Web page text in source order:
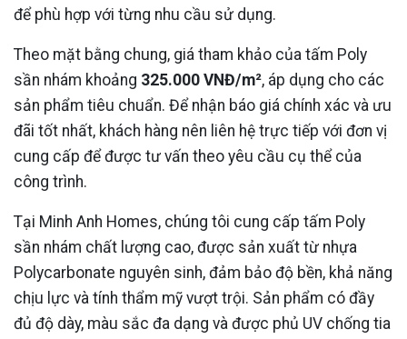
để phù hợp với từng nhu cầu sử dụng.
Theo mặt bằng chung, giá tham khảo của tấm Poly
sần nhám khoảng 325.000 VNĐ/m², áp dụng cho các
sản phẩm tiêu chuẩn. Để nhận báo giá chính xác và ưu
đãi tốt nhất, khách hàng nên liên hệ trực tiếp với đơn vị
cung cấp để được tư vấn theo yêu cầu cụ thể của
công trình.
Tại Minh Anh Homes, chúng tôi cung cấp tấm Poly
sần nhám chất lượng cao, được sản xuất từ nhựa
Polycarbonate nguyên sinh, đảm bảo độ bền, khả năng
chịu lực và tính thẩm mỹ vượt trội. Sản phẩm có đầy
đủ độ dày, màu sắc đa dạng và được phủ UV chống tia